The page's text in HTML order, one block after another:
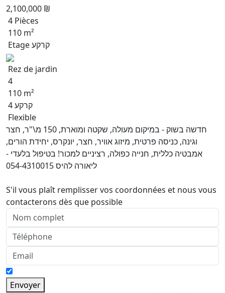
2,100,000 ₪
4 Pièces
110 m²
Etage קרקע
Rez de jardin
4
110 m²
קרקע 4
Flexible
חדשה בשוק - במיקום מעולה, שקטה ומוארת, 150 מ\"ר, חצר
וגינה, כניסה פרטית, מיזוג אוויר, חצר, יונקרס, יחידת הורים,
אמבטיה כללית, חנייה כפולה, רציניים למכור! בטיפול בלעדי -
ליאורה להיס 054-4310015
S'il vous plaît remplisser vos coordonnées et nous vous
contacterons dès que possible
Envoyer